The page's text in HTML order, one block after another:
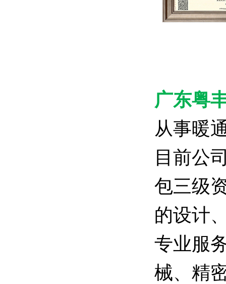
广东粤
从事暖
目前公
包三级
的设计
专业服
械、精